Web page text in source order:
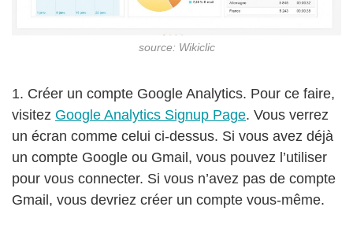
source: Wikiclic
1. Créer un compte Google Analytics. Pour ce faire,
visitez Google Analytics Signup Page. Vous verrez
un écran comme celui ci-dessus. Si vous avez déjà
un compte Google ou Gmail, vous pouvez l’utiliser
pour vous connecter. Si vous n’avez pas de compte
Gmail, vous devriez créer un compte vous-même.